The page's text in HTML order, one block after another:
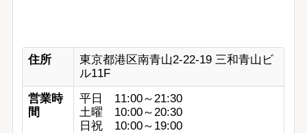
住所
東京都港区南青山2-22-19 三和青山ビ
ル11F
営業時
間
平日 11:00～21:30
土曜 10:00～20:30
日祝 10:00～19:00